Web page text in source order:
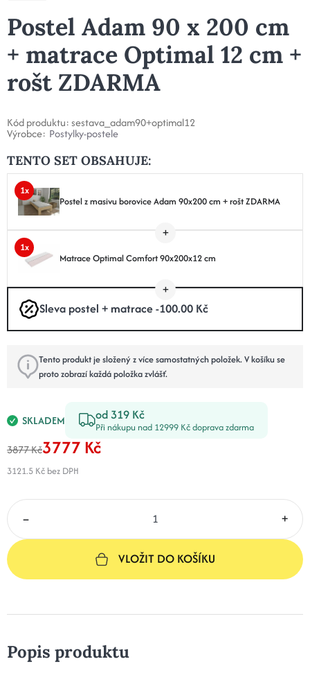
Postel Adam 90 x 200 cm
+ matrace Optimal 12 cm +
rošt ZDARMA
Kód produktu: sestava_adam90+optimal12
Výrobce: Postylky-postele
TENTO SET OBSAHUJE:
1x
Postel z masivu borovice Adam 90x200 cm + rošt ZDARMA
1x
Matrace Optimal Comfort 90x200x12 cm
Sleva postel + matrace -100.00 Kč
Tento produkt je složený z více samostatných položek. V košíku se
proto zobrazí každá položka zvlášť.
SKLADEM od 319 Kč
Při nákupu nad 12999 Kč doprava zdarma
3877 Kč3777 Kč
3121.5 Kč bez DPH
– +
VLOŽIT DO KOŠÍKU
Popis produktu